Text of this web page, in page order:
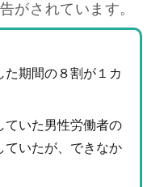
がされています。
た期間の８割が１カ
ていた男性労働者の
ていたが、できなか